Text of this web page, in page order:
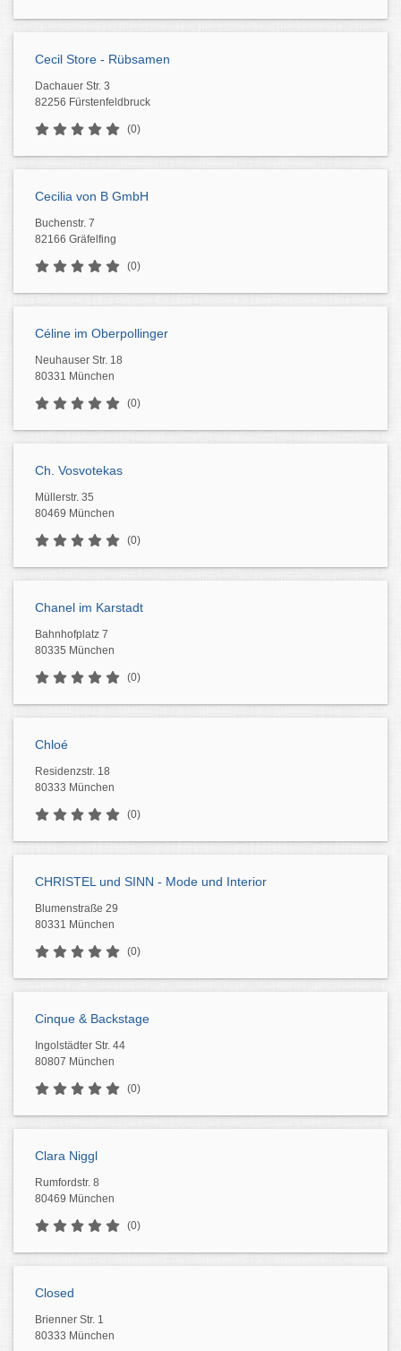
Cecil Store - Rübsamen
Dachauer Str. 3
82256 Fürstenfeldbruck
(0)
Cecilia von B GmbH
Buchenstr. 7
82166 Gräfelfing
(0)
Céline im Oberpollinger
Neuhauser Str. 18
80331 München
(0)
Ch. Vosvotekas
Müllerstr. 35
80469 München
(0)
Chanel im Karstadt
Bahnhofplatz 7
80335 München
(0)
Chloé
Residenzstr. 18
80333 München
(0)
CHRISTEL und SINN - Mode und Interior
Blumenstraße 29
80331 München
(0)
Cinque & Backstage
Ingolstädter Str. 44
80807 München
(0)
Clara Niggl
Rumfordstr. 8
80469 München
(0)
Closed
Brienner Str. 1
80333 München